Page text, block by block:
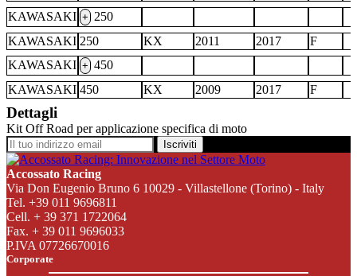
KAWASAKI + 250
KAWASAKI 250 KX 2011 2017
F
KAWASAKI + 450
KAWASAKI 450 KX 2009 2017 F
Dettagli
Kit Off Road per applicazione specifica di moto
Iscriviti
Accossato Racing
Via Don Eugenio Bruno 6 10029 - Villastellone (Torino) - Italy
Tel. +39 011 9696811
Cell. + 39 371 1722064
Fax. + 39 011 9696033
P.IVA 07726670016
Corporate